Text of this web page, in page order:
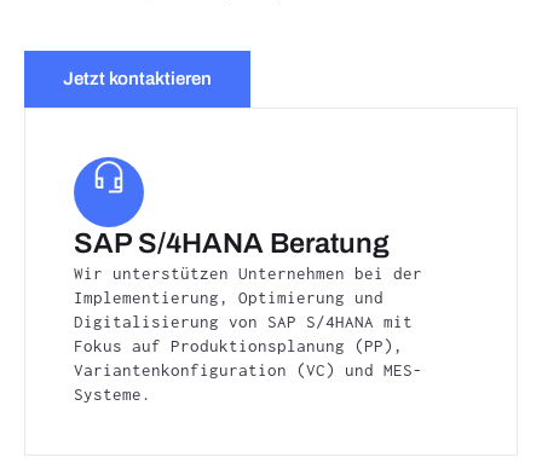
SAP S/4HANA Beratung
Wir unterstützen Unternehmen bei der
Implementierung, Optimierung und
Digitalisierung von SAP S/4HANA mit
Fokus auf Produktionsplanung (PP),
Variantenkonfiguration (VC) und MES-
Systeme.
Jetzt kontaktieren